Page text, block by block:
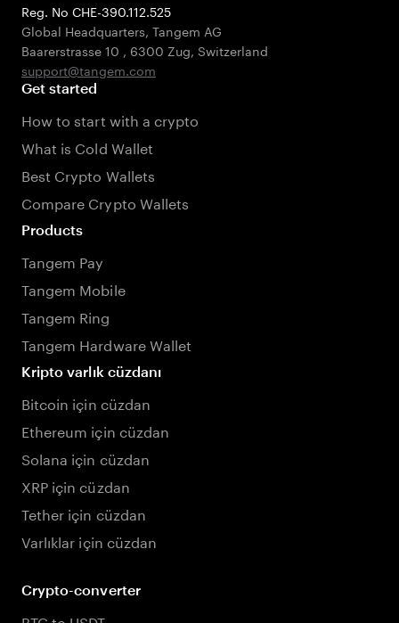
Reg. No CHE-390.112.525
Global Headquarters, Tangem AG
Baarerstrasse 10 , 6300 Zug, Switzerland
support@tangem.com
Get started
How to start with a crypto
What is Cold Wallet
Best Crypto Wallets
Compare Crypto Wallets
Products
Tangem Pay
Tangem Mobile
Tangem Ring
Tangem Hardware Wallet
Kripto varlık cüzdanı
Bitcoin için cüzdan
Ethereum için cüzdan
Solana için cüzdan
XRP için cüzdan
Tether için cüzdan
Varlıklar için cüzdan
Crypto-converter